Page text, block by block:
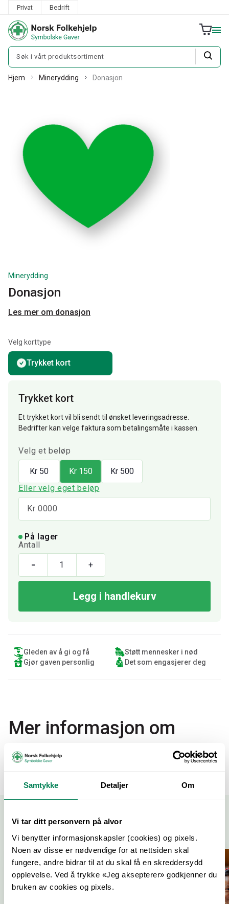
Samtykke Detaljer Om
Vi tar ditt personvern på alvor
Vi benytter informasjonskapsler (cookies) og pixels.
Noen av disse er nødvendige for at nettsiden skal
fungere, andre bidrar til at du skal få en skreddersydd
opplevelse. Ved å trykke «Jeg aksepterer» godkjenner du
bruken av cookies og pixels.
Privat Bedrift
Hjem Minerydding Donasjon
Minerydding
Donasjon
Les mer om donasjon
Velg korttype
Trykket kort
Trykket kort
Et trykket kort vil bli sendt til ønsket leveringsadresse.
Bedrifter kan velge faktura som betalingsmåte i kassen.
Velg et beløp
Kr 50 Kr 150
Kr 500
Eller velg eget beløp
Antall
På lager
-
Donasjon
antall
+
Legg i handlekurv
Gleden av å gi og få
Støtt mennesker i nød
Gjør gaven personlig
Det som engasjerer deg
Mer informasjon om
Donasjon
Relaterte gaver